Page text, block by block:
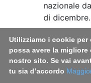
nazionale
di
Long
colpite. Una
genere
Contenuto
Utilizziamo i cookie per
possa avere la migliore
nostro sito. Se vai
tu sia d’accordo